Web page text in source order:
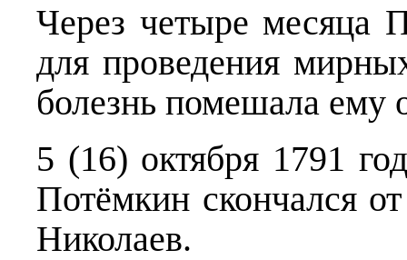
Через четыре месяца
для проведения
болезнь помешала ему
5 (16) октября 1791
Потёмкин скончался
Николаев.